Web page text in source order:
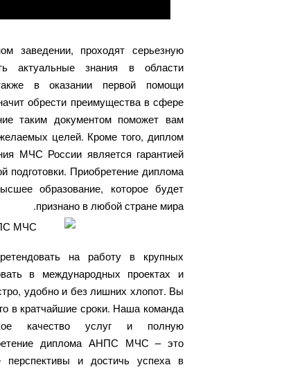
заведении, проходят серьезную
актуальные знания в области
в оказании первой помощи
обрести преимущества в сфере
таким документом поможет вам
целей. Кроме того, диплом
МЧС России является гарантией
подготовки. Приобретение диплома
образование, которое будет
признано в любой стране мира.
на работу в крупных
в международных проектах и
удобно и без лишних хлопот. Вы
в кратчайшие сроки. Наша команда
качество услуг и полную
диплома АНПС МЧС – это
и достичь успеха в